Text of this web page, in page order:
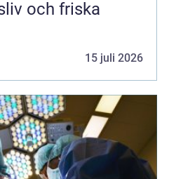
och friska
15 juli 2026